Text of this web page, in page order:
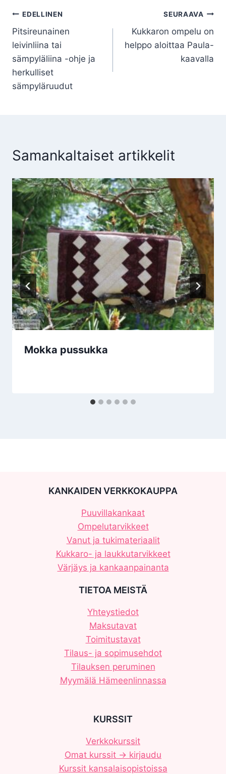
Artikkelien
selaus
EDELLINEN
Pitsireunainen
leivinliina tai
sämpyläliina -ohje ja
herkulliset
sämpyläruudut
SEURAAVA
Kukkaron ompelu on
helppo aloittaa Paula-
kaavalla
Samankaltaiset artikkelit
Mokka pussukka
KANKAIDEN VERKKOKAUPPA
Puuvillakankaat
Ompelutarvikkeet
Vanut ja tukimateriaalit
Kukkaro- ja laukkutarvikkeet
Värjäys ja kankaanpainanta
TIETOA MEISTÄ
Yhteystiedot
Maksutavat
Toimitustavat
Tilaus- ja sopimusehdot
Tilauksen peruminen
Myymälä Hämeenlinnassa
KURSSIT
Verkkokurssit
Omat kurssit -> kirjaudu
Kurssit kansalaisopistoissa